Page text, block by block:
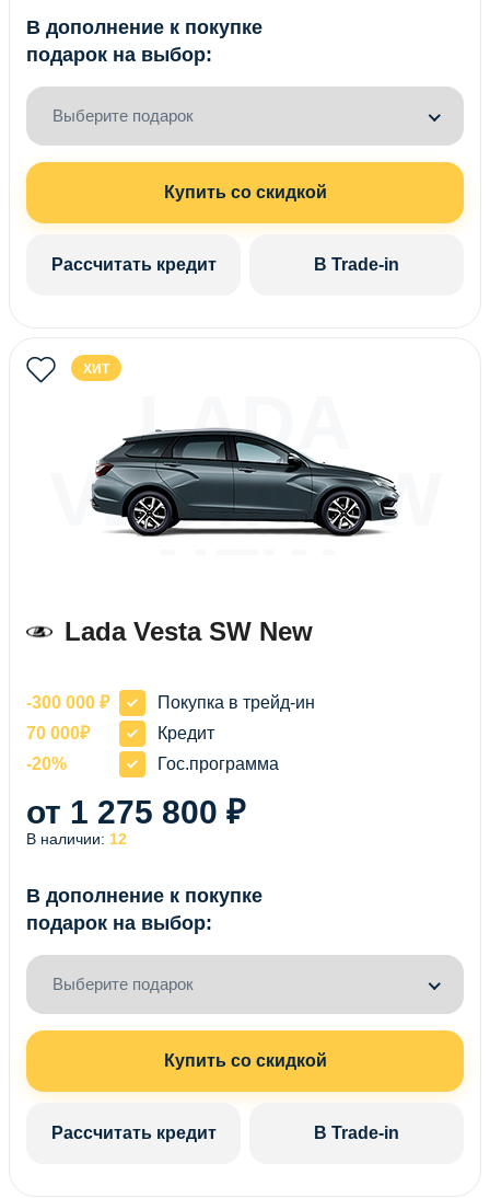
В дополнение к покупке
подарок на выбор:
Выберите подарок
Купить со скидкой
Рассчитать кредит В Trade-in
ХИТ
LADA
VESTA SW
Lada Vesta SW New
-300 000 ₽
Покупка в трейд-ин
70 000₽
Кредит
-20%
Гос.программа
от 1 275 800 ₽
В наличии: 12
В дополнение к покупке
подарок на выбор:
Выберите подарок
Купить со скидкой
Рассчитать кредит В Trade-in